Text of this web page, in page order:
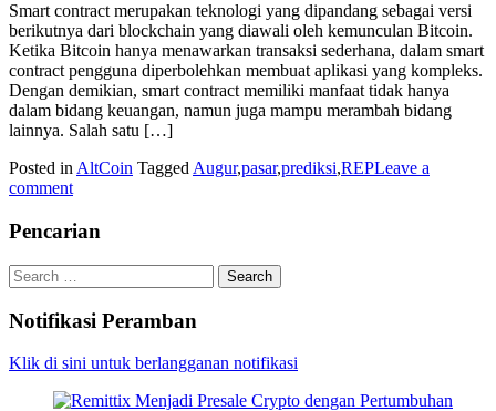
Smart contract merupakan teknologi yang dipandang sebagai versi
berikutnya dari blockchain yang diawali oleh kemunculan Bitcoin.
Ketika Bitcoin hanya menawarkan transaksi sederhana, dalam smart
contract pengguna diperbolehkan membuat aplikasi yang kompleks.
Dengan demikian, smart contract memiliki manfaat tidak hanya
dalam bidang keuangan, namun juga mampu merambah bidang
lainnya. Salah satu […]
Posted inAltCoin TaggedAugur,pasar,prediksi,REPLeave a
comment
Pencarian
Search
for:
Notifikasi Peramban
Klik di sini untuk berlangganan notifikasi